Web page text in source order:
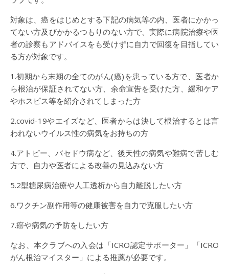
対象は、癌をはじめとする下記の病気等の内、医者にかかっ
てない方及びかかるつもりのない方で、実際に病院治療や医
者の診察もアドバイスをも受けずに自力で回復を目指してい
る方が対象です。
1.初期から末期の全てのがん(癌)を患っている方で、医者か
ら根治が保証されてない方、余命宣告を受けた方、緩和ケア
やホスピス等を紹介されてしまった方
2.covid-19やエイズなど、医者からは決して根治するとは言
われないウイルス性の病気をお持ちの方
4.アトピー、バセドウ病など、後天性の病気や難病で苦しむ
方で、自力や医者による改善の見込みない方
5.2型糖尿病治療や人工透析から自力離脱したい方
6.ワクチン副作用等の健康被害を自力で克服したい方
7.癌や病気の予防をしたい方
なお、本クラブへの入会は「ICRO認定サポーター」「ICRO
がん根治マイスター」による推薦が必要です。